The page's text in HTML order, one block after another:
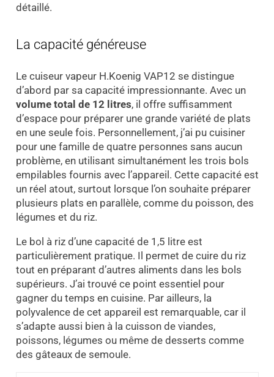
détaillé.
La capacité généreuse
Le cuiseur vapeur H.Koenig VAP12 se distingue
d’abord par sa capacité impressionnante. Avec un
volume total de 12 litres, il offre suffisamment
d’espace pour préparer une grande variété de plats
en une seule fois. Personnellement, j’ai pu cuisiner
pour une famille de quatre personnes sans aucun
problème, en utilisant simultanément les trois bols
empilables fournis avec l’appareil. Cette capacité est
un réel atout, surtout lorsque l’on souhaite préparer
plusieurs plats en parallèle, comme du poisson, des
légumes et du riz.
Le bol à riz d’une capacité de 1,5 litre est
particulièrement pratique. Il permet de cuire du riz
tout en préparant d’autres aliments dans les bols
supérieurs. J’ai trouvé ce point essentiel pour
gagner du temps en cuisine. Par ailleurs, la
polyvalence de cet appareil est remarquable, car il
s’adapte aussi bien à la cuisson de viandes,
poissons, légumes ou même de desserts comme
des gâteaux de semoule.